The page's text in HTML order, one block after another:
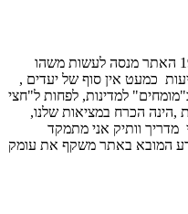
הינו מיזם שהוקם ב-1994 האתר מנסה לעשות משהו
אין סוף של יעדים ,
למדינות, לפחות ל"חצי
הכרח במציאות שלנו,
וותיק אני מתמקד
באתר משקף את עומק